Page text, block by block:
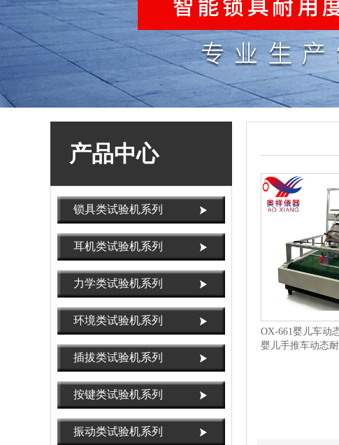
产品中心
锁具类试验机系列
耳机类试验机系列
力学类试验机系列
环境类试验机系列
插拔类试验机系列
按键类试验机系列
振动类试验机系列
OX-661婴儿车动
婴儿手推车动态